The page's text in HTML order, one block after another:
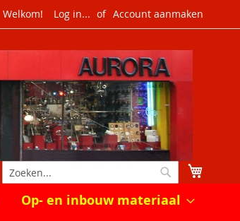
Welkom! Log in... Account aanmaken
Zoek
Op- en inbouw materiaal